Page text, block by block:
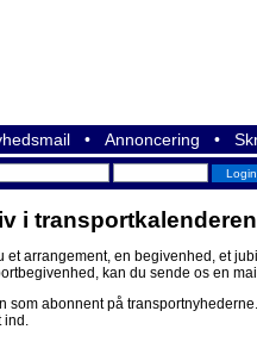
• Annoncering •
i transportkalenderen
et arrangement, en begivenhed, et
kan du sende os en
som abonnent på
ind.